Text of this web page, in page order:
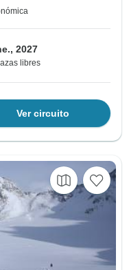
2027
libres
Ver circuito